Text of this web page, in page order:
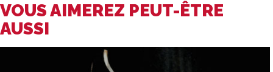
VOUS AIMEREZ PEUT-ÊTRE
AUSSI